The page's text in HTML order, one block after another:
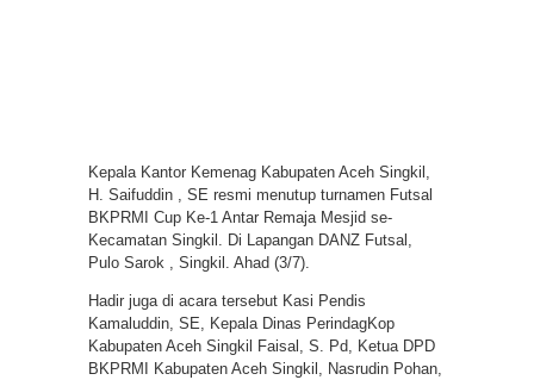
Kepala Kantor Kemenag Kabupaten Aceh Singkil,
H. Saifuddin , SE resmi menutup turnamen Futsal
BKPRMI Cup Ke-1 Antar Remaja Mesjid se-
Kecamatan Singkil. Di Lapangan DANZ Futsal,
Pulo Sarok , Singkil. Ahad (3/7).
Hadir juga di acara tersebut Kasi Pendis
Kamaluddin, SE, Kepala Dinas PerindagKop
Kabupaten Aceh Singkil Faisal, S. Pd, Ketua DPD
BKPRMI Kabupaten Aceh Singkil, Nasrudin Pohan,